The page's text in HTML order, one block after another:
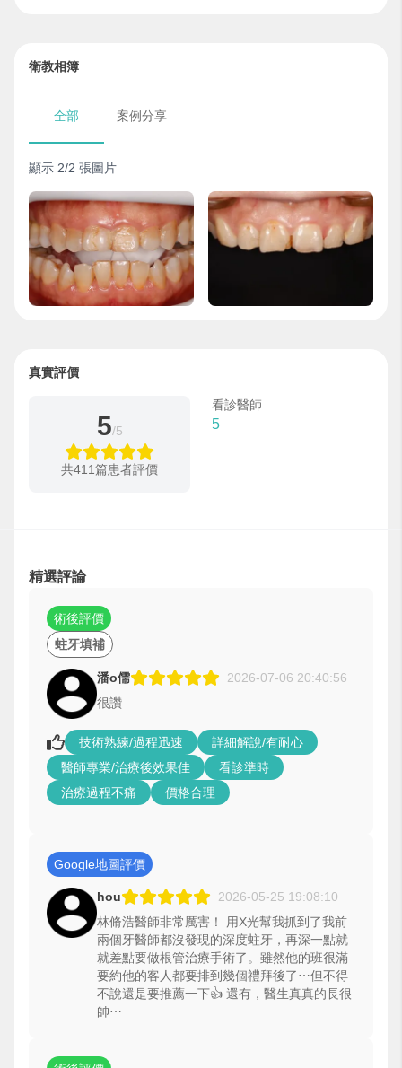
衛教相簿
全部 案例分享
顯示 2/2 張圖片
真實評價
5/5
共411篇患者評價
看診醫師
5
精選評論
蛀牙填補
術後評價
潘o儒
2026-07-06 20:40:56
很讚
技術熟練/過程迅速
詳細解說/有耐心
醫師專業/治療後效果佳
看診準時
治療過程不痛
價格合理
Google地圖評價
hou
2026-05-25 19:08:10
林脩浩醫師非常厲害！ 用X光幫我抓到了我前
兩個牙醫師都沒發現的深度蛀牙，再深一點就
就差點要做根管治療手術了。雖然他的班很滿
要約他的客人都要排到幾個禮拜後了⋯但不得
不說還是要推薦一下👍 還有，醫生真真的長很
帥⋯